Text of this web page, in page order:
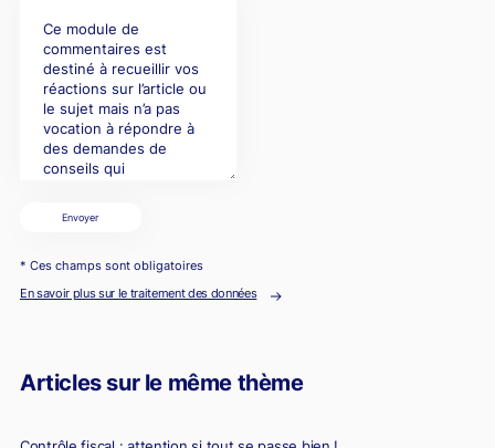
Envoyer
* Ces champs sont obligatoires
En savoir plus sur le traitement des données
Articles sur le même thème